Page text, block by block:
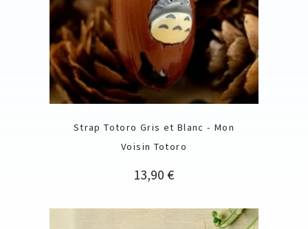
Strap Totoro Gris et Blanc - Mon
Voisin Totoro
Prix
13,90 €